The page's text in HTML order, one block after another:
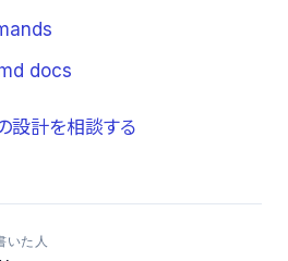
docs
設計を相談する
いた人